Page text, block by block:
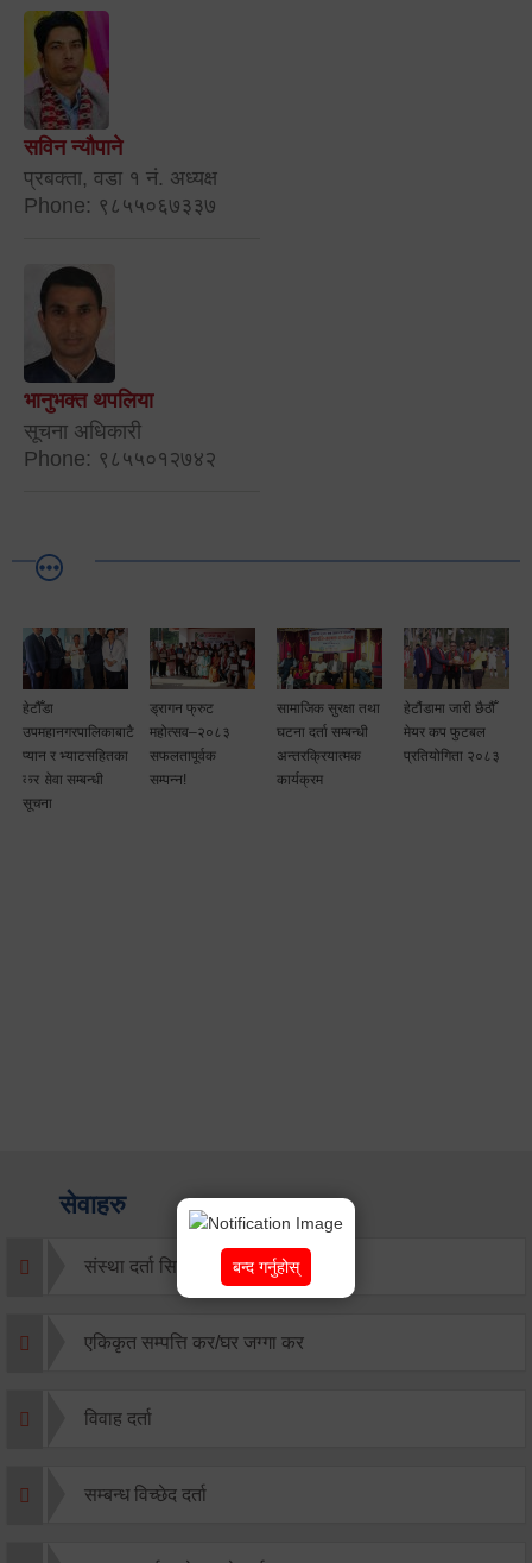
सविन न्यौपाने
प्रबक्ता, वडा १ नं. अध्यक्ष
Phone: ९८५५०६७३३७
भानुभक्त थपलिया
सूचना अधिकारी
Phone: ९८५५०१२७४२
ड्रागन फ्रुट
महोत्सव–२०८३
सफलतापूर्वक
सम्पन्न!
सामाजिक सुरक्षा तथा
घटना दर्ता सम्बन्धी
अन्तरक्रियात्मक
कार्यक्रम
हेटौंडामा जारी छैठौँ
मेयर कप फुटबल
प्रतियोगिता २०८३
पूर्ण खोप सुनिश्चित
तथा दिगोपना
सेवाहरु
संस्था दर्ता सिफारिस
एकिकृत सम्पत्ति कर/घर जग्गा कर
विवाह दर्ता
सम्बन्ध विच्छेद दर्ता
बन्द गर्नुहोस्